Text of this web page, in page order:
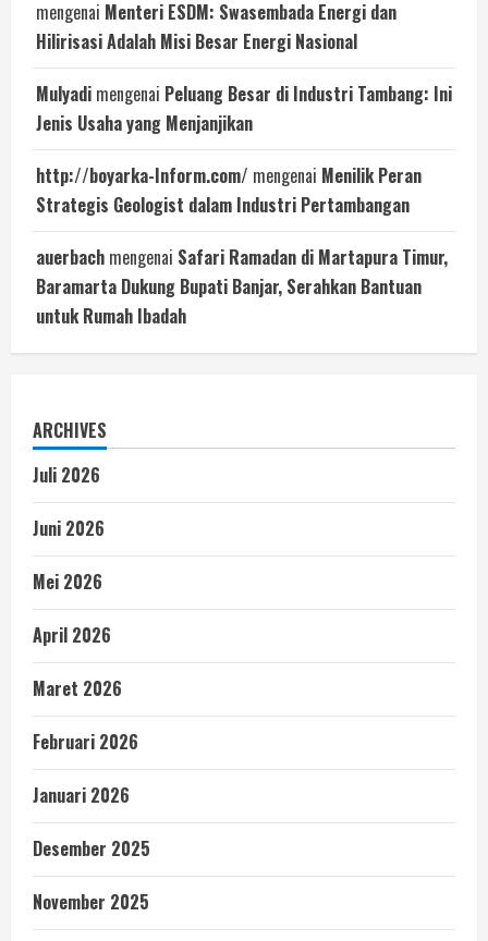
mengenai Menteri ESDM: Swasembada Energi dan
Hilirisasi Adalah Misi Besar Energi Nasional
Mulyadi mengenai Peluang Besar di Industri Tambang: Ini
Jenis Usaha yang Menjanjikan
http://boyarka-Inform.com/ mengenai Menilik Peran
Strategis Geologist dalam Industri Pertambangan
auerbach mengenai Safari Ramadan di Martapura Timur,
Baramarta Dukung Bupati Banjar, Serahkan Bantuan
untuk Rumah Ibadah
ARCHIVES
Juli 2026
Juni 2026
Mei 2026
April 2026
Maret 2026
Februari 2026
Januari 2026
Desember 2025
November 2025